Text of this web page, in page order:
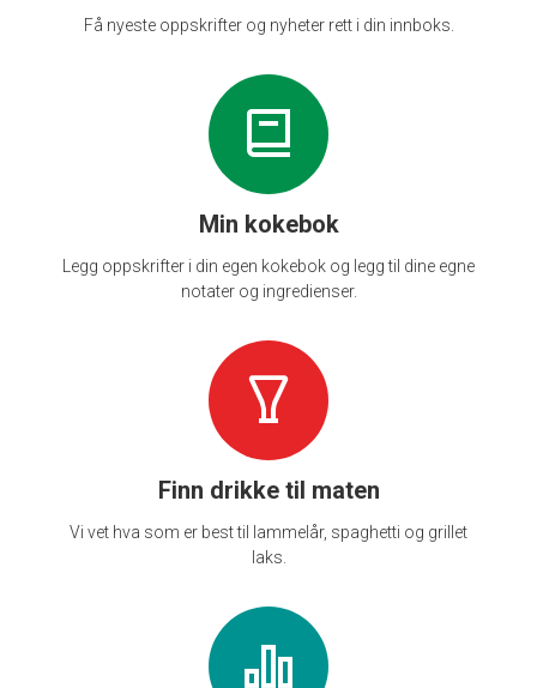
Få nyeste oppskrifter og nyheter rett i din innboks.
Min kokebok
Legg oppskrifter i din egen kokebok og legg til dine egne
notater og ingredienser.
Finn drikke til maten
Vi vet hva som er best til lammelår, spaghetti og grillet
laks.